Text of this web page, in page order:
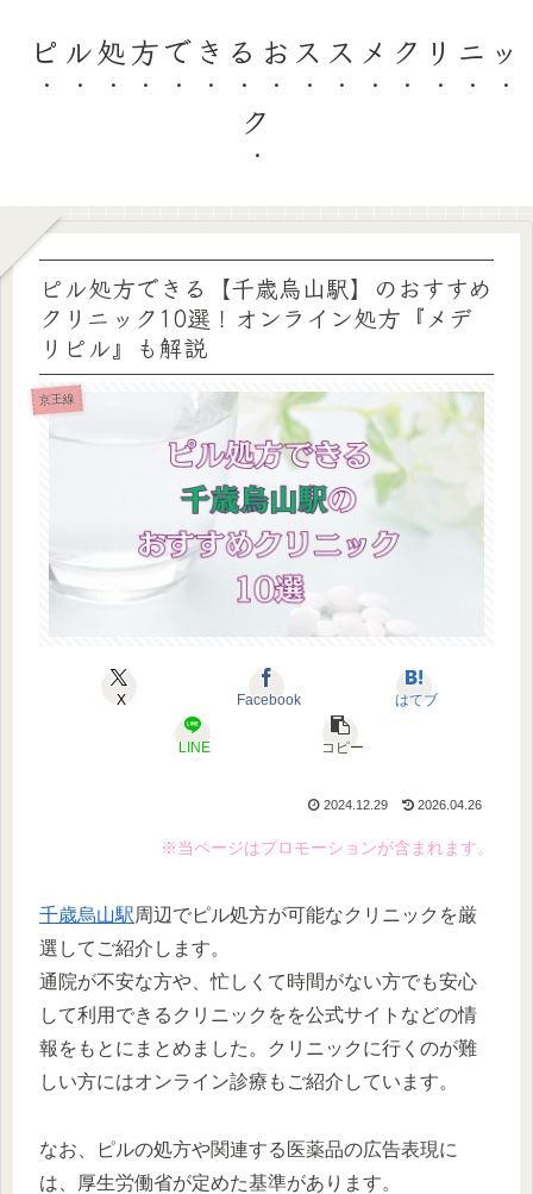
ピル処方できるおススメクリニッ
ク
ピル処方できる【千歳烏山駅】のおすすめ
クリニック10選！オンライン処方『メデ
リピル』も解説
京王線
X Facebook はてブ
LINE コピー
2024.12.29 2026.04.26
※当ページはプロモーションが含まれます。
千歳烏山駅周辺でピル処方が可能なクリニックを厳
選してご紹介します。
通院が不安な方や、忙しくて時間がない方でも安心
して利用できるクリニックをを公式サイトなどの情
報をもとにまとめました。クリニックに行くのが難
しい方にはオンライン診療もご紹介しています。
なお、ピルの処方や関連する医薬品の広告表現に
は、厚生労働省が定めた基準があります。